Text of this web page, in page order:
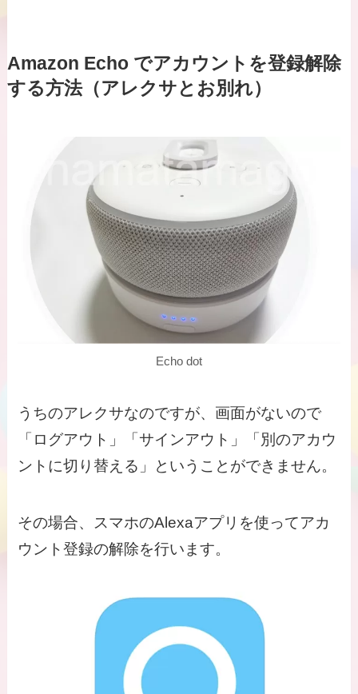
Amazon Echo でアカウントを登録解除
する方法（アレクサとお別れ）
Echo dot
うちのアレクサなのですが、画面がないので
「ログアウト」「サインアウト」「別のアカウ
ントに切り替える」ということができません。
その場合、スマホのAlexaアプリを使ってアカ
ウント登録の解除を行います。